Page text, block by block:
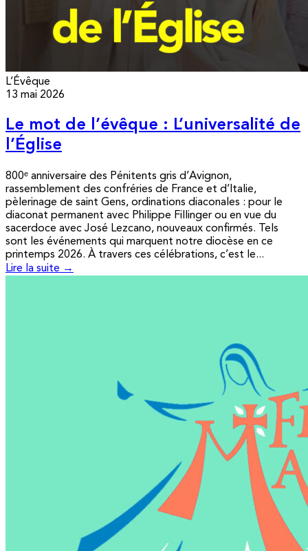
L’Évêque
13 mai 2026
Le mot de l’évêque : L’universalité de
l’Église
800ᵉ anniversaire des Pénitents gris d’Avignon,
rassemblement des confréries de France et d’Italie,
pèlerinage de saint Gens, ordinations diaconales : pour le
diaconat permanent avec Philippe Fillinger ou en vue du
sacerdoce avec José Lezcano, nouveaux confirmés. Tels
sont les événements qui marquent notre diocèse en ce
printemps 2026. À travers ces célébrations, c’est le...
Lire la suite →